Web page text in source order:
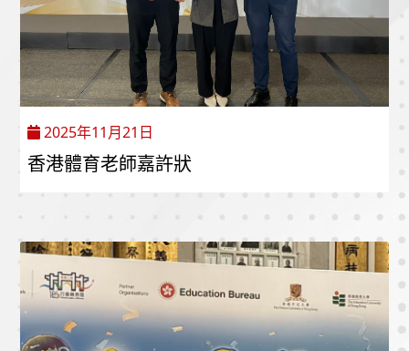
2025年11月21日
香港體育老師嘉許狀